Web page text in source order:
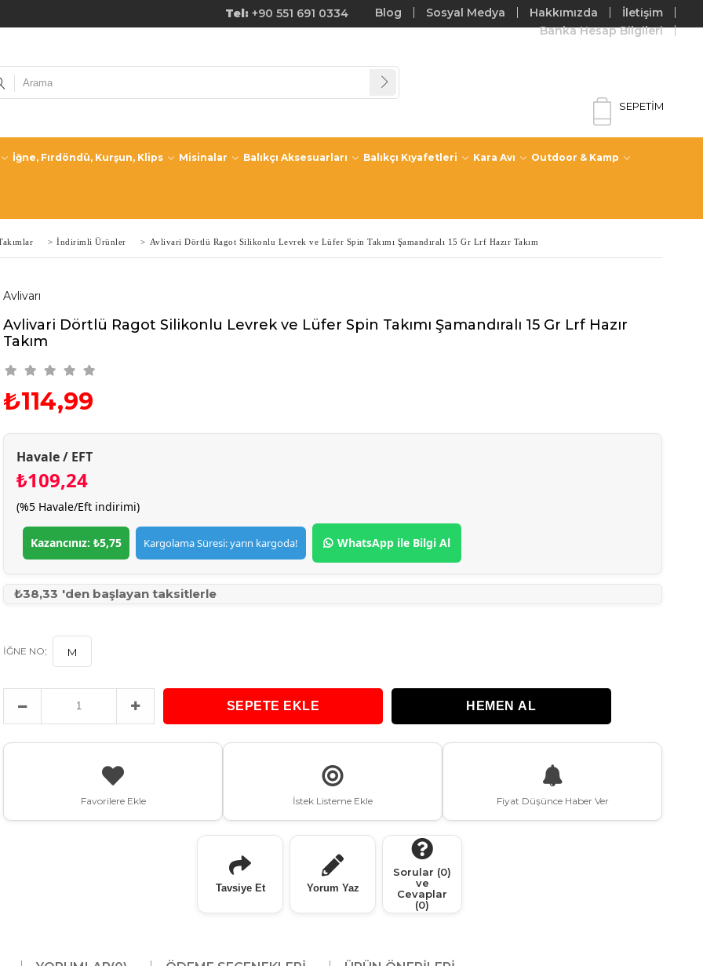
Ücretsiz Kargo! Tel: +90 551 691 0334 İletişim
Hakkımızda
Sosyal Medya
Blog
Banka Hesap Bilgileri
SEPETIM
İğne, Fırdöndü, Kurşun, Klips Misinalar Balıkçı Aksesuarları Balıkçı Kıyafetleri Kara Avı Outdoor & Kamp
> İndirimli Ürünler > Avlivari Dörtlü Ragot Silikonlu Levrek ve Lüfer Spin Takımı Şamandıralı 15 Gr Lrf Hazır Takım
Avlivarı
Avlivari Dörtlü Ragot Silikonlu Levrek ve Lüfer Spin Takımı Şamandıralı 15 Gr Lrf Hazır
Takım
₺114,99
Havale / EFT
₺109,24
(%5 Havale/Eft indirimi)
Kazancınız: ₺5,75 Kargolama Süresi: yarın kargoda! WhatsApp ile Bilgi Al
₺38,33 'den başlayan taksitlerle
IĞNE NO: M
Favorilere Ekle İstek Listeme Ekle Fiyat Düşünce Haber Ver
Tavsiye Et Yorum Yaz
Sorular (0)
ve
Cevaplar
(0)